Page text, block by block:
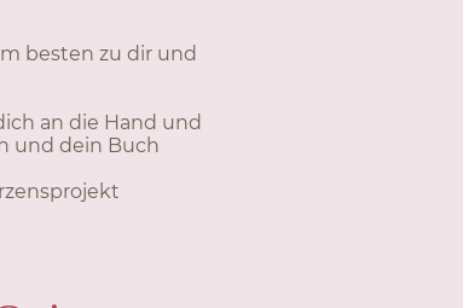
besten zu dir und
an die Hand und
und dein Buch